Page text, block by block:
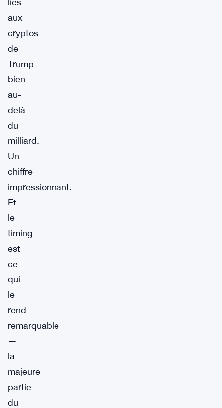
liés
aux
cryptos
de
Trump
bien
au-
delà
du
milliard.
Un
chiffre
impressionnant.
Et
le
timing
est
ce
qui
le
rend
remarquable
—
la
majeure
partie
du